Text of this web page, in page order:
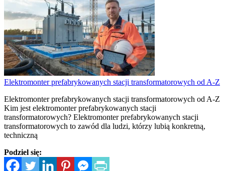
Elektromonter prefabrykowanych stacji transformatorowych od A-Z
Elektromonter prefabrykowanych stacji transformatorowych od A-Z
Kim jest elektromonter prefabrykowanych stacji
transformatorowych? Elektromonter prefabrykowanych stacji
transformatorowych to zawód dla ludzi, którzy lubią konkretną,
techniczną
Podziel się: